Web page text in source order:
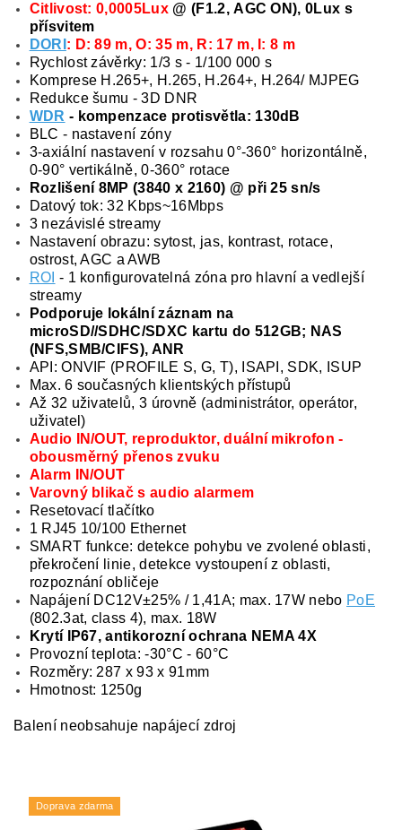
Citlivost: 0,0005Lux @ (F1.2, AGC ON), 0Lux s
přísvitem
DORI : D: 89 m, O: 35 m, R: 17 m, I: 8 m
Rychlost závěrky: 1/3 s - 1/100 000 s
Komprese H.265+, H.265, H.264+, H.264/ MJPEG
Redukce šumu - 3D DNR
WDR - kompenzace protisvětla: 130dB
BLC - nastavení zóny
3-axiální nastavení v rozsahu 0°-360° horizontálně,
0-90° vertikálně, 0-360° rotace
Rozlišení 8MP (3840 x 2160) @ při 25 sn/s
Datový tok: 32 Kbps~16Mbps
3 nezávislé streamy
Nastavení obrazu: sytost, jas, kontrast, rotace,
ostrost, AGC a AWB
ROI - 1 konfigurovatelná zóna pro hlavní a vedlejší
streamy
Podporuje lokální záznam na
microSD//SDHC/SDXC kartu do 512GB; NAS
(NFS,SMB/CIFS), ANR
API: ONVIF (PROFILE S, G, T), ISAPI, SDK, ISUP
Max. 6 současných klientských přístupů
Až 32 uživatelů, 3 úrovně (administrátor, operátor,
uživatel)
Audio IN/OUT, reproduktor, duální mikrofon -
obousměrný přenos zvuku
Alarm IN/OUT
Varovný blikač s audio alarmem
Resetovací tlačítko
1 RJ45 10/100 Ethernet
SMART funkce: detekce pohybu ve zvolené oblasti,
překročení linie, detekce vystoupení z oblasti,
rozpoznání obličeje
Napájení DC12V±25% / 1,41A; max. 17W nebo PoE
(802.3at, class 4), max. 18W
Krytí IP67, antikorozní ochrana NEMA 4X
Provozní teplota: -30°C - 60°C
Rozměry: 287 x 93 x 91mm
Hmotnost: 1250g
Balení neobsahuje napájecí zdroj
Doprava zdarma